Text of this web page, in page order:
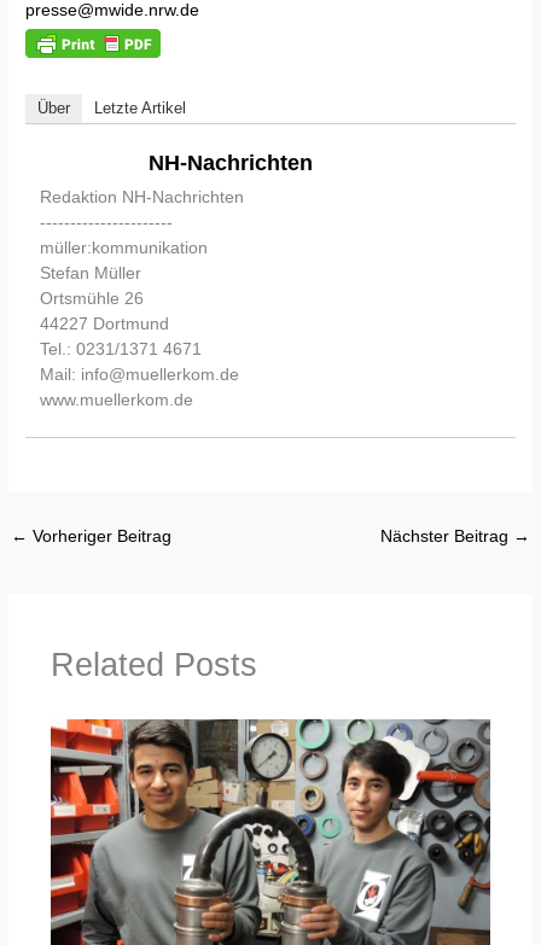
presse@mwide.nrw.de
Über Letzte Artikel
NH-Nachrichten
Redaktion NH-Nachrichten
----------------------
müller:kommunikation
Stefan Müller
Ortsmühle 26
44227 Dortmund
Tel.: 0231/1371 4671
Mail: info@muellerkom.de
www.muellerkom.de
← Vorheriger Beitrag Nächster Beitrag →
Related Posts